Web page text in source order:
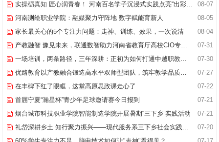
08-07
实操砺真知 匠心润青春！ 河南百名学子沉浸式实践点亮“出彩中原”实践路
08-05
河南测绘职业学院：融媒聚力守阵地 数字赋能育新人
08-04
家长最关心的5个专注力问题：走神、训练、效果，一次说清
07-31
产教融智 豫见未来，联通数智助力河南省教育厅高校CIO专题研究班共探AI赋能高等教育新路径
07-30
一场培训，两条路径，三年深耕：正初为如何打通中越职教合作的“最后一公里”
07-27
优路教育以产教融合锻造高水平双师型团队，筑牢教学品质基石
07-22
在丰碑下红了眼眶，这堂高原思政课走心了
07-21
首届宁夏“瀚星杯”青少年足球邀请赛今日报到
07-21
烟台城市科技职业学院智能制造学院开展暑期“三下乡”实践活动
07-20
礼岱深耕乡土 知行聚力振兴——现代服务系三下乡社会实践综述